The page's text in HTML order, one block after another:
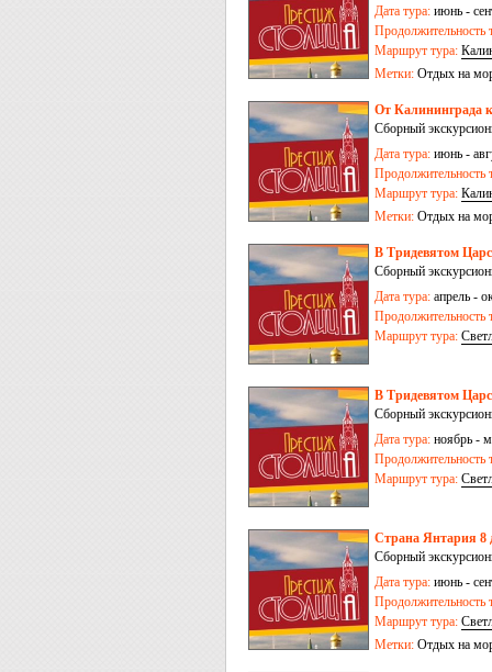
Дата тура: июнь -
Продолжительность
Маршрут тура:
Метки: Отдых на
От Калининграда
Сборный
Дата тура: июнь -
Продолжительность
Маршрут тура:
Метки: Отдых на
В Тридевятом
Сборный
Дата тура: апрель -
Продолжительность
Маршрут тура:
В Тридевятом
Сборный
Дата тура: ноябрь -
Продолжительность
Маршрут тура:
Страна Янтария 8
Сборный
Дата тура: июнь -
Продолжительность
Маршрут тура:
Метки: Отдых на